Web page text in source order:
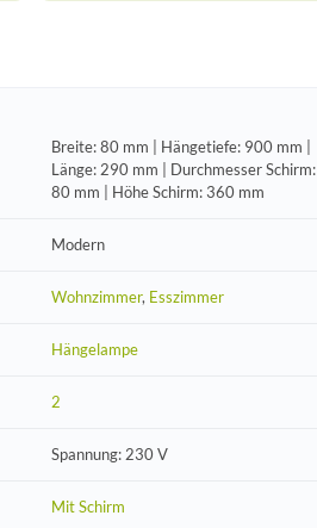
Breite: 80 mm | Hängetiefe: 900 mm |
Länge: 290 mm | Durchmesser Schirm:
80 mm | Höhe Schirm: 360 mm
Modern
Wohnzimmer, Esszimmer
Hängelampe
2
Spannung: 230 V
Mit Schirm